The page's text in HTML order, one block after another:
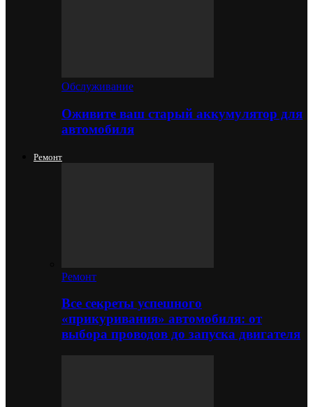
Обслуживание
Оживите ваш старый аккумулятор для
автомобиля
Ремонт
Ремонт
Все секреты успешного
«прикуривания» автомобиля: от
выбора проводов до запуска двигателя